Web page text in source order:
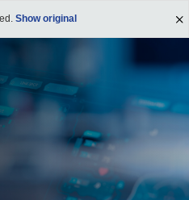
Show original